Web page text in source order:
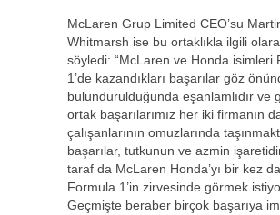
McLaren Grup Limited CEO’su
Whitmarsh ise bu ortaklıkla ilgili
söyledi: “McLaren ve Honda isimleri
1’de kazandıkları başarılar göz
bulundurulduğunda eşanlamlıdır ve
ortak başarılarımız her iki firmanın
çalışanlarının omuzlarında
başarılar, tutkunun ve azmin
taraf da McLaren Honda’yı bir kez
Formula 1’in zirvesinde görmek
Geçmişte beraber birçok başarıya